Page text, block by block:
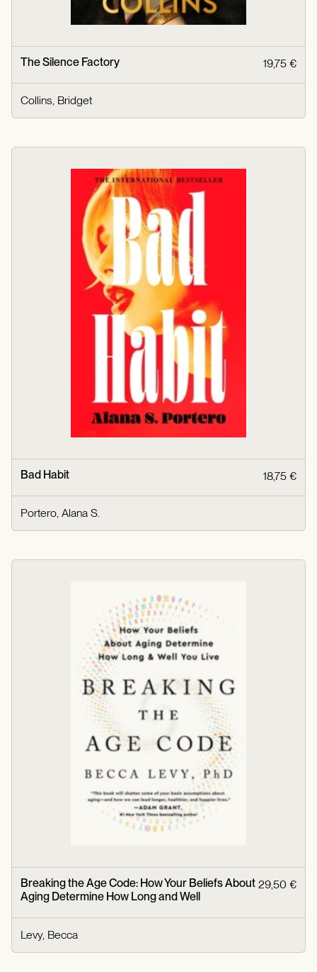
The Silence Factory 19,75 €
Collins, Bridget
Bad Habit 18,75 €
Portero, Alana S.
Breaking the Age Code: How Your Beliefs About
Aging Determine How Long and Well
29,50 €
Levy, Becca